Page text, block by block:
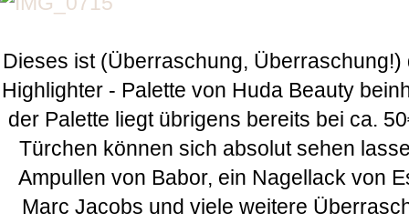
Dieses ist (Überraschung,
Highlighter - Palette von Huda Beauty
der Palette liegt übrigens bereits bei ca.
Türchen können sich absolut sehen
Ampullen von Babor, ein Nagellack von
Marc Jacobs und viele weitere